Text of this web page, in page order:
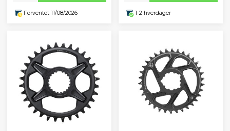
Forventet 11/08/2026 1-2 hverdager